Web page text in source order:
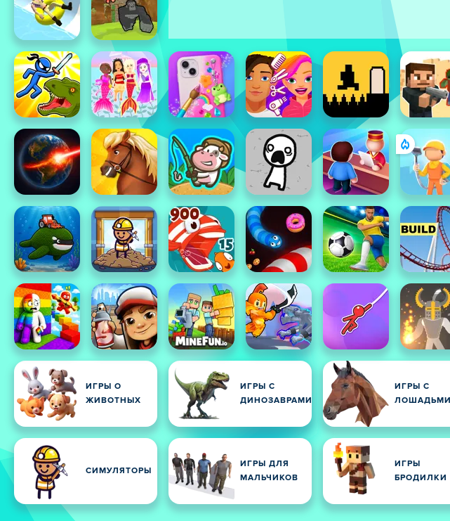
ИГРЫ О
ЖИВОТНЫХ
ИГРЫ С
ДИНОЗАВРАМИ
ИГРЫ С
ЛОШАДЬМИ
СИМУЛЯТОРЫ
ИГРЫ ДЛЯ
МАЛЬЧИКОВ
ИГРЫ
БРОДИЛКИ